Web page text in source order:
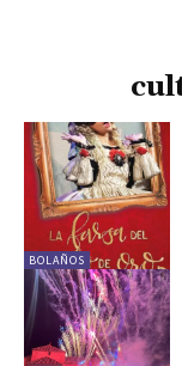
BOLAÑOS